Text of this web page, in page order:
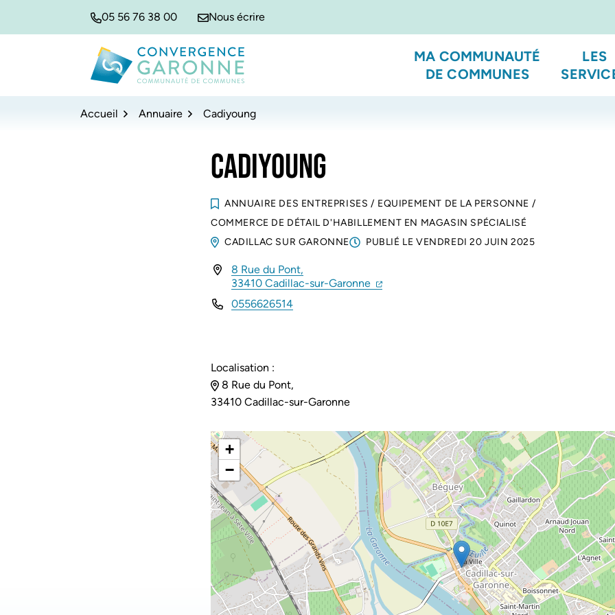
05 56 76 38 00 Nous écrire
Convergence Garonne
MA COMMUNAUTÉ
DE COMMUNES
LES
Accueil Annuaire Cadiyoung
CADIYOUNG
ANNUAIRE DES ENTREPRISES / EQUIPEMENT DE LA PERSONNE /
COMMERCE DE DÉTAIL D'HABILLEMENT EN MAGASIN SPÉCIALISÉ
CADILLAC SUR GARONNE
PUBLIÉ LE VENDREDI 20 JUIN 2025
INFOS UTILES
8 Rue du Pont,
33410 Cadillac-sur-Garonne (ouverture dans un nouvel onglet)
(ouverture dans un nouvel onglet)
0556626514
Localisation :
8 Rue du Pont,
33410 Cadillac-sur-Garonne
+
−